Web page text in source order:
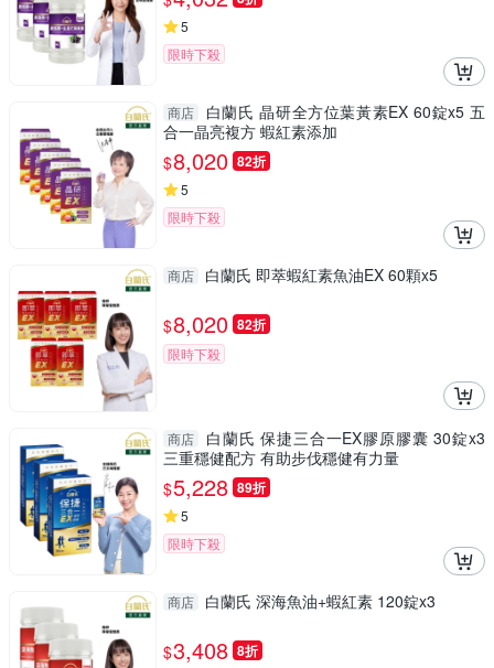
5
限時下殺
商店
白蘭氏 晶研全方位葉黃素EX 60錠x5 五
合一晶亮複方 蝦紅素添加
$8,020 82折
5
限時下殺
商店 白蘭氏 即萃蝦紅素魚油EX 60顆x5
$8,020 82折
限時下殺
商店
白蘭氏 保捷三合一EX膠原膠囊 30錠x3
三重穩健配方 有助步伐穩健有力量
$5,228 89折
5
限時下殺
商店 白蘭氏 深海魚油+蝦紅素 120錠x3
$3,408 8折